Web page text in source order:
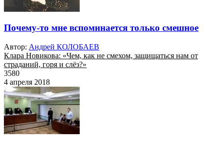
Почему-то мне вспоминается только смешное
Автор: Андрей КОЛОБАЕВ
Клара Новикова: «Чем, как не смехом, защищаться нам от
страданий, горя и слёз?»
3580
4 апреля 2018